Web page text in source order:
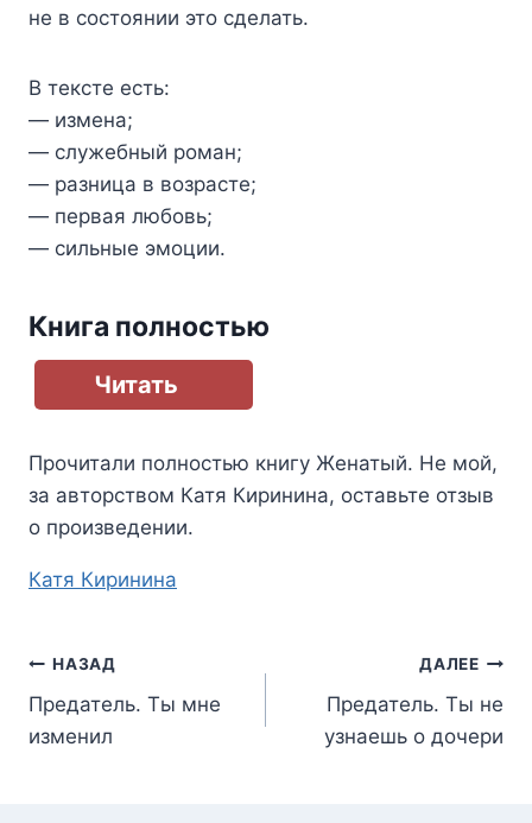
не в состоянии это сделать.
В тексте есть:
— измена;
— служебный роман;
— разница в возрасте;
— первая любовь;
— сильные эмоции.
Книга полностью
Читать
Прочитали полностью книгу Женатый. Не мой,
за авторством Катя Киринина, оставьте отзыв
о произведении.
Метки
Катя Киринина
Навигация
по
записям
НАЗАД
Предатель. Ты мне
изменил
ДАЛЕЕ
Предатель. Ты не
узнаешь о дочери